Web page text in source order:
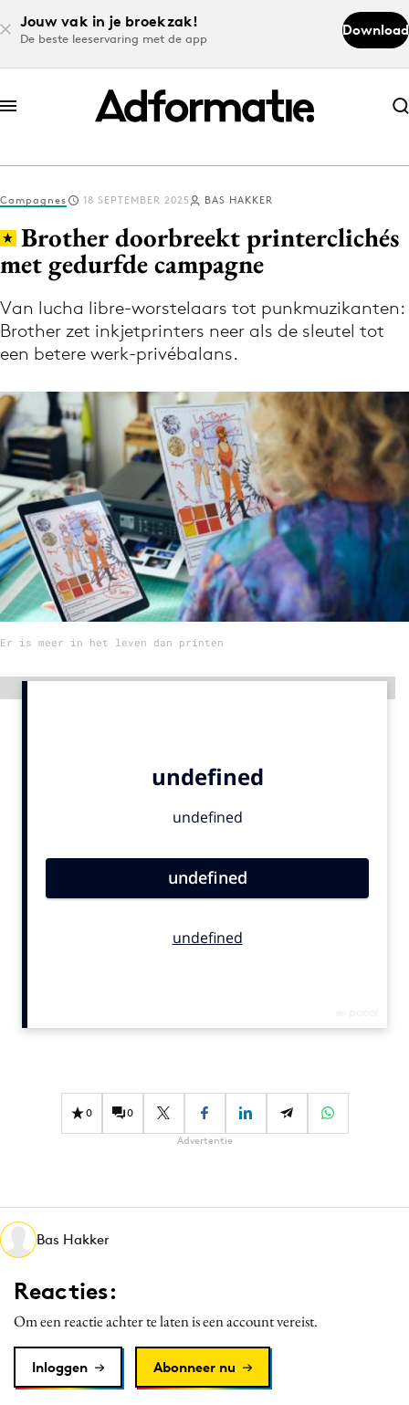
Jouw vak in je broekzak!
De beste leeservaring met de app
Download
Abonneer nu
Abonneer nu
Log in
Download de app
Volg het laatste nieuws via de Adformatie
Nieuws app
Menu
Home
9 sept: GenAI-training
12 nov: MarketingLive!
Adverteren
Events
Vacatures
Campagnes
Design
Effectiviteit
Gedragsverandering
Martech
Media
PR
Programmatic
Reputatie & crisis
Campagnes 18 SEPTEMBER 2025 BAS HAKKER
Brother doorbreekt printerclichés
met gedurfde campagne
Van lucha libre-worstelaars tot punkmuzikanten:
Brother zet inkjetprinters neer als de sleutel tot
een betere werk-privébalans.
Er is meer in het leven dan printen
0 0
Advertentie
Bas Hakker
Reacties:
Om een reactie achter te laten is een account vereist.
Inloggen Abonneer nu